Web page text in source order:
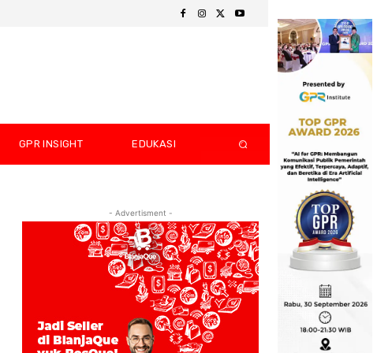
GPR INSIGHT EDUKASI
- Advertisment -